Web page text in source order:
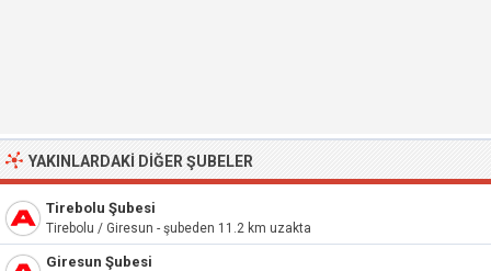
YAKINLARDAKI DIĞER ŞUBELER
Tirebolu Şubesi
Tirebolu / Giresun - şubeden 11.2 km uzakta
Giresun Şubesi